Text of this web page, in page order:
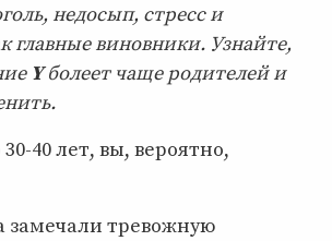
недосып, стресс и
главные виновники. Узнайте,
Yболеет чаще родителей и
40 лет, вы, вероятно,
замечали тревожную